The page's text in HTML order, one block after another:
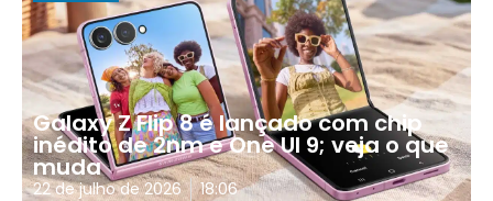
Galaxy Z Flip 8 é lançado com chip
inédito de 2nm e One UI 9; veja o que
muda
22 de julho de 2026 18:06